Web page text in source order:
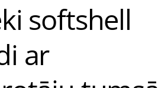
softshell
ar